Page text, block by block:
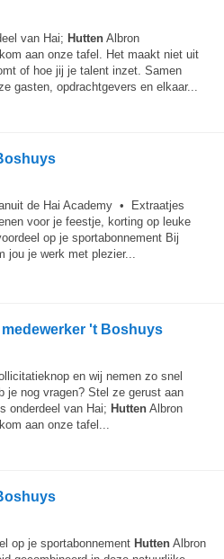
van Hai; Hutten Albron
aan onze tafel. Het maakt niet uit
of hoe jij je talent inzet. Samen
gasten, opdrachtgevers en elkaar...
de Hai Academy • Extraatjes
voor je feestje, korting op leuke
op je sportabonnement Bij
jou je werk met plezier...
't Boshuys
en wij nemen zo snel
je nog vragen? Stel ze gerust aan
onderdeel van Hai; Hutten Albron
aan onze tafel...
op je sportabonnement Hutten Albron